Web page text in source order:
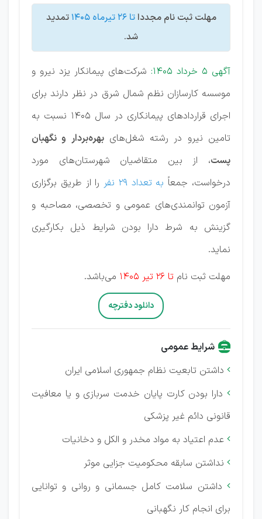
مهلت ثبت نام مجدداتا 26 تیرماه 1405
تمدید
شد.
آگهی 5 خرداد 1405:
شرکت‌های پیمانکار یزد نیرو و
موسسه کارسازان نظم شمال شرق در نظر دارند برای
اجرای قراردادهای پیمانکاری در سال 1405 نسبت به
تامین نیرو در رشته شغل‌هایبهره‌بردار و نگهبان
پست، از بین متقاضیان شهرستان‌های مورد
درخواست، جمعاً به تعداد 29 نفر
را از طریق برگزاری
آزمون توانمندی‌های عمومی و تخصصی، مصاحبه و
گزینش به شرط دارا بودن شرایط ذیل بکارگیری
نماید.
مهلت ثبت نام تا 26 تیر 1405 می‌باشد.
دانلود دفترچه
شرایط عمومی
 داشتن تابعیت نظام جمهوری اسلامی ایران
 دارا بودن کارت پایان خدمت سربازی و یا معافیت
قانونی دائم غیر پزشکی
 عدم اعتیاد به مواد مخدر و الکل و دخانیات
 نداشتن سابقه محکومیت جزایی موثر
 داشتن سلامت کامل جسمانی و روانی و توانایی
برای انجام کار نگهبانی